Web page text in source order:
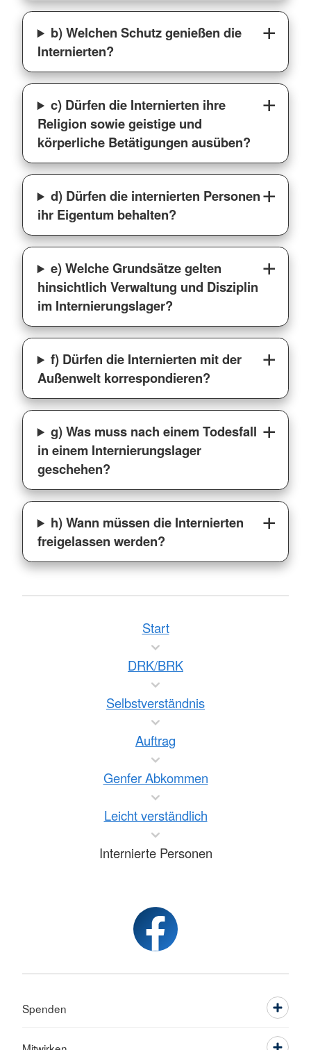
b) Welchen Schutz genießen die
Internierten?
c) Dürfen die Internierten ihre
Religion sowie geistige und
körperliche Betätigungen ausüben?
d) Dürfen die internierten Personen
ihr Eigentum behalten?
e) Welche Grundsätze gelten
hinsichtlich Verwaltung und Disziplin
im Internierungslager?
f) Dürfen die Internierten mit der
Außenwelt korrespondieren?
g) Was muss nach einem Todesfall
in einem Internierungslager
geschehen?
h) Wann müssen die Internierten
freigelassen werden?
Start
DRK/BRK
Selbstverständnis
Auftrag
Genfer Abkommen
Leicht verständlich
Internierte Personen
Spenden